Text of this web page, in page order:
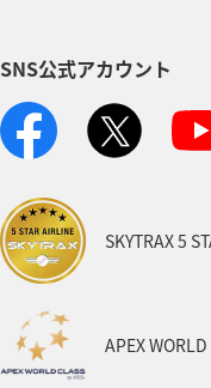
SNS公式アカウント
SKYTRAX 5
APEX